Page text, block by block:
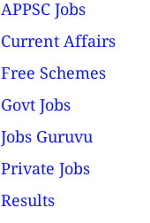
APPSC Jobs
Current Affairs
Free Schemes
Govt Jobs
Jobs Guruvu
Private Jobs
Results